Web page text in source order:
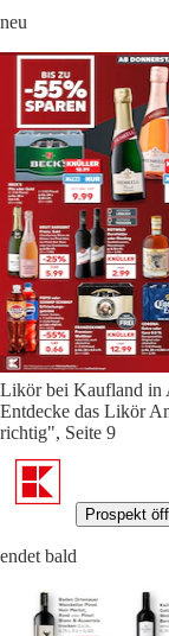
neu
Likör bei Kaufland in
Entdecke das Likör
richtig", Seite 9
Prospekt
endet bald